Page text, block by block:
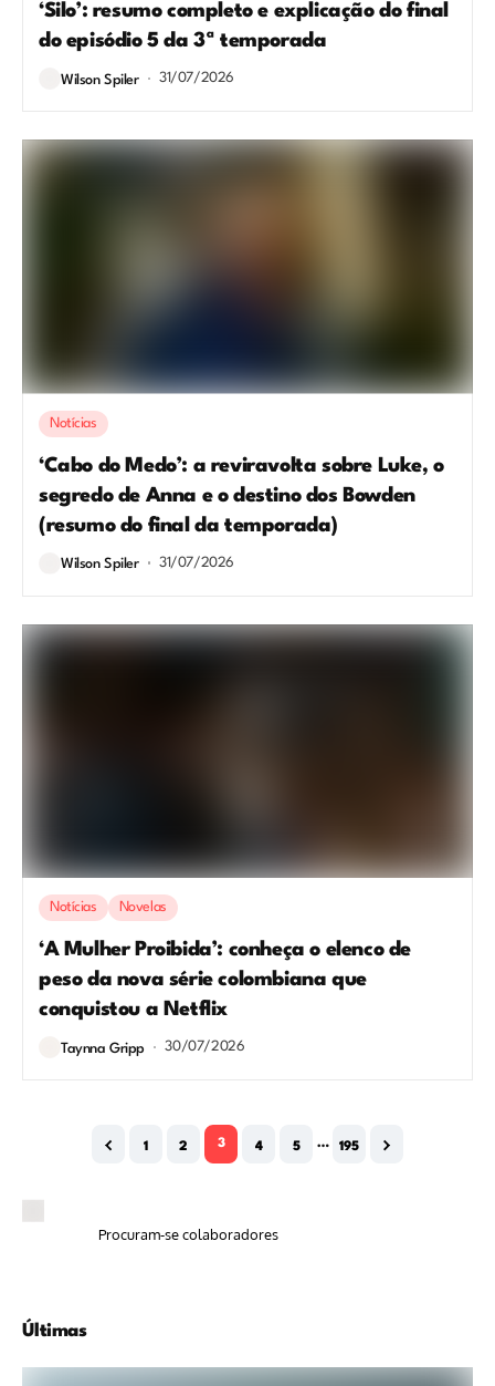
‘Silo’: resumo completo e explicação do final
do episódio 5 da 3ª temporada
Wilson Spiler 31/07/2026
Notícias
‘Cabo do Medo’: a reviravolta sobre Luke, o
segredo de Anna e o destino dos Bowden
(resumo do final da temporada)
Wilson Spiler 31/07/2026
Notícias Novelas
‘A Mulher Proibida’: conheça o elenco de
peso da nova série colombiana que
conquistou a Netflix
Taynna Gripp 30/07/2026
1 2 3 4 5 … 195
Procuram-se colaboradores
Últimas